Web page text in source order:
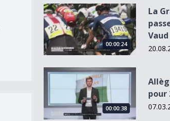
La Grande Boucle passera par le
00:00:24
La
Vaud
Allègements fiscaux pour 2022
00:00:38
pour